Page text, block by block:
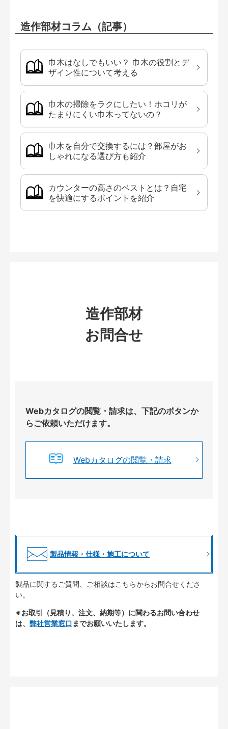
造作部材コラム（記事）
巾木はなしでもいい？ 巾木の役割とデ
ザイン性について考える
巾木の掃除をラクにしたい！ホコリが
たまりにくい巾木ってないの？
巾木を自分で交換するには？部屋がお
しゃれになる選び方も紹介
カウンターの高さのベストとは？自宅
を快適にするポイントを紹介
造作部材
お問合せ
Webカタログの閲覧・請求は、下記のボタンか
らご依頼いただけます。
Webカタログの閲覧・請求
製品情報・仕様・施工について
製品に関するご質問、ご相談はこちらからお問合せくださ
い。
※お取引（見積り、注文、納期等）に関わるお問い合わせ
は、 弊社営業窓口 までお願いいたします。